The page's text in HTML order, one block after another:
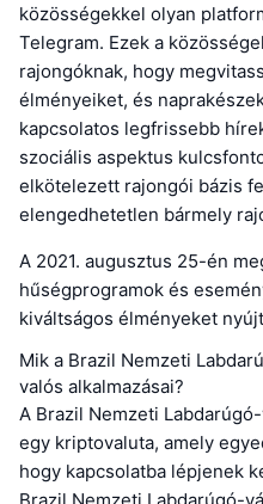
közösségekkel olyan
Telegram. Ezek a
rajongóknak, hogy
élményeiket, és
kapcsolatos legfrissebb
szociális aspektus
elkötelezett rajongói bázis
elengedhetetlen bármely
A 2021. augusztus 25-én
hűségprogramok és
kiváltságos élményeket
Mik a Brazil Nemzeti
valós alkalmazásai?
A Brazil Nemzeti
egy kriptovaluta, amely
hogy kapcsolatba lépjenek